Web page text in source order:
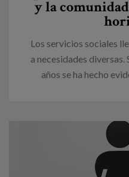
y la
Los servicios sociales
a necesidades
años se ha hecho